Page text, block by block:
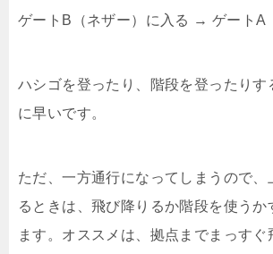
ゲートB（ネザー）に入る → ゲートA
ハシゴを登ったり、階段を登ったりす
に早いです。
ただ、一方通行になってしまうので、
るときは、飛び降りるか階段を使うか
ます。オススメは、拠点までまっすぐ